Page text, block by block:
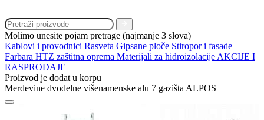
Molimo unesite pojam pretrage (najmanje 3 slova)
Kablovi i provodnici Rasveta Gipsane ploče Stiropor i fasade
Farbara HTZ zaštitna oprema Materijali za hidroizolacije AKCIJE I
RASPRODAJE
Proizvod je dodat u korpu
Merdevine dvodelne višenamenske alu 7 gazišta ALPOS